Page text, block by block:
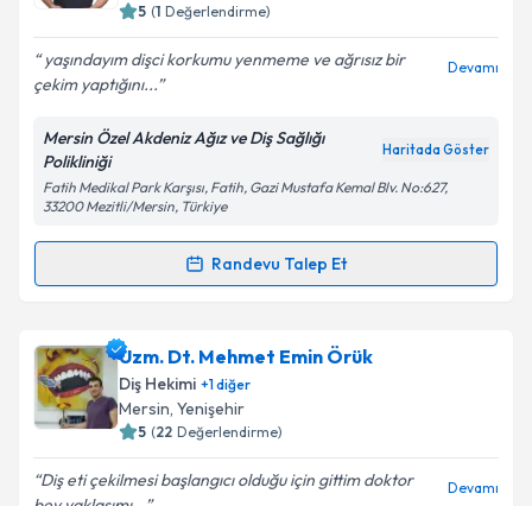
Kişisel verilerimin işlenmesine ilişkin
Aydınlatma
kapsamda işlenmesini kabul ediyorum.
Takvim Talebini Gönder
5 (1 Değerlendirme)
yaşındayım dişci korkumu yenmeme ve ağrısız bir
çekim yaptığını...
Devamı
Mersin Özel Akdeniz Ağız ve Diş Sağlığı
Polikliniği
Haritada Göster
Fatih Medikal Park Karşısı, Fatih, Gazi Mustafa Kemal Blv. No:627,
33200 Mezitli/Mersin, Türkiye
Randevu Talep Et
Randevu Takvimi Talebi
Dt. Ali Can Anayiçin randevu takvimi talebi oluşturun.
Size bu uzmandan randevu almanız için bir takvim
hazırlandığında e-posta ile bilgilendireceğiz.
Uzm. Dt. Mehmet Emin Örük
Diş Hekimi +1diğer
Mersin, Yenişehir
5 (22 Değerlendirme)
Diş eti çekilmesi başlangıcı olduğu için gittim doktor
Devamı